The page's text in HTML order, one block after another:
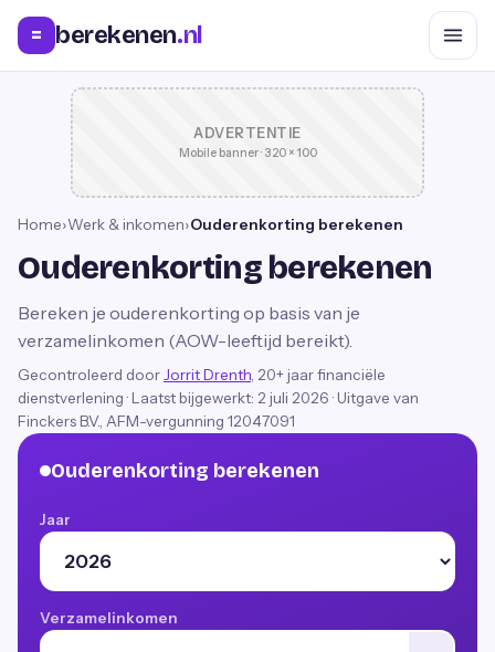
= berekenen.nl
ADVERTENTIE
Mobile banner · 320 × 100
Home›Werk & inkomen›Ouderenkorting berekenen
Ouderenkorting berekenen
Bereken je ouderenkorting op basis van je
verzamelinkomen (AOW-leeftijd bereikt).
Gecontroleerd door Jorrit Drenth , 20+ jaar financiële
dienstverlening · Laatst bijgewerkt: 2 juli 2026 · Uitgave van
Finckers B.V., AFM-vergunning 12047091
Ouderenkorting berekenen
Jaar
Verzamelinkomen